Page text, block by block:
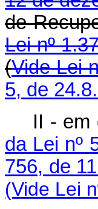
de
Lei nº
(Vide Lei
5, de
II - em
da Lei nº
756, de
(Vide Lei